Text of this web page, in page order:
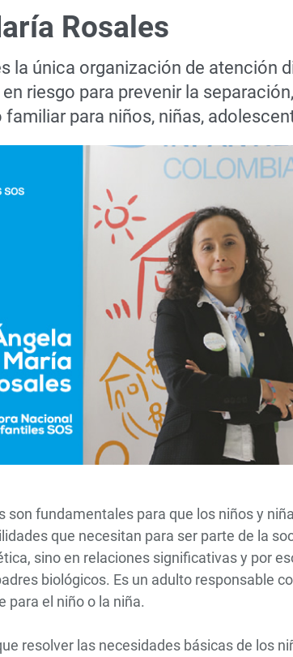
Rosales
la única organización de atención
riesgo para prevenir la
para niños, niñas,
son fundamentales para que los niños y
que necesitan para ser parte de la
sino en relaciones significativas y por
biológicos. Es un adulto responsable
para el niño o la niña.
resolver las necesidades básicas de los